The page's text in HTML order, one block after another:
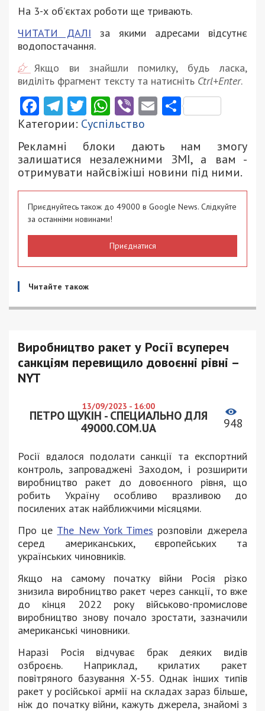
На 3-х об’єктах роботи ще тривають.
ЧИТАТИ ДАЛІ за якими адресами відсутнє
водопостачання.
Якщо ви знайшли помилку, будь ласка,
виділіть фрагмент тексту та натисніть Ctrl+Enter.
Facebook
Telegram
Twitter
WhatsApp
ViberEmail
Категории: Суспільство
Рекламні блоки дають нам змогу
залишатися незалежними ЗМІ, а вам -
отримувати найсвіжіші новини під ними.
Приєднуйтесь також до 49000 в Google News. Слідкуйте
за останніми новинами!
Приєднатися
Читайте також
Виробництво ракет у Росії всупереч
санкціям перевищило довоєнні рівні –
NYT
13/09/2023 - 16:00
ПЕТРО ЩУКІН - СПЕЦИАЛЬНО ДЛЯ
49000.COM.UA
948
Росії вдалося подолати санкції та експортний
контроль, запроваджені Заходом, і розширити
виробництво ракет до довоєнного рівня, що
робить Україну особливо вразливою до
посилених атак найближчими місяцями.
Про це The New York Times розповіли джерела
серед американських, європейських та
українських чиновників.
Якщо на самому початку війни Росія різко
знизила виробництво ракет через санкції, то вже
до кінця 2022 року військово-промислове
виробництво знову почало зростати, зазначили
американські чиновники.
Наразі Росія відчуває брак деяких видів
озброєнь. Наприклад, крилатих ракет
повітряного базування Х-55. Однак інших типів
ракет у російської армії на складах зараз більше,
ніж до початку війни, кажуть джерела, знайомі з